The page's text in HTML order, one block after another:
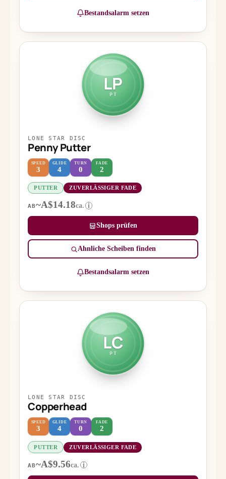
Bestandsalarm setzen
LP
PT
LONE STAR DISC
Penny Putter
SPEED
3
GLIDE
4
TURN
0
FADE
2
PUTTER ZUVERLÄSSIGER FADE
AB~A$14.18ca. i
Shops prüfen
Ähnliche Scheiben finden
Bestandsalarm setzen
LC
PT
LONE STAR DISC
Copperhead
SPEED
3
GLIDE
4
TURN
0
FADE
2
PUTTER ZUVERLÄSSIGER FADE
AB~A$9.56ca. i